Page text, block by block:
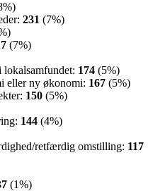
231 (7%)
(7%)
lokalsamfundet: 174 (5%)
eller ny økonomi: 167 (5%)
150 (5%)
144 (4%)
retfærdig omstilling: 117
(1%)